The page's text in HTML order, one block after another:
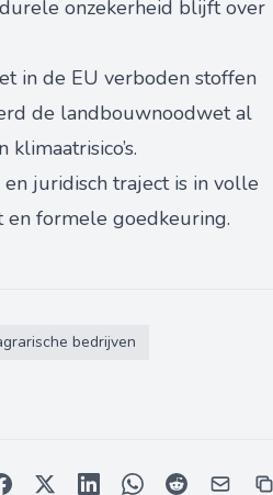
onzekerheid blijft over
in de EU verboden stoffen
de landbouwnoodwet al
juridisch traject is in volle
en formele goedkeuring.
bedrijven